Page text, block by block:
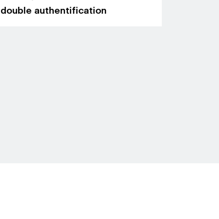
double authentification